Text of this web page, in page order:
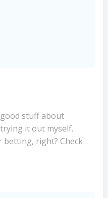
good stuff about
it out myself.
betting, right? Check